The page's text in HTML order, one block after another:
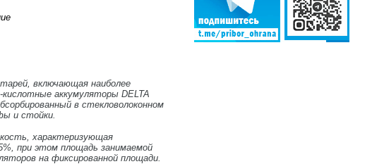
включающая наиболее
аккумуляторы DELTA
в стекловолоконном
и стойки.
характеризующая
при этом площадь занимаемой
на фиксированной площади.